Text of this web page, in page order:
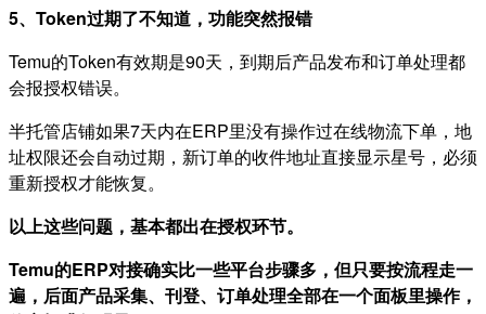
5、Token过期了不知道，功能突然报错
Temu的Token有效期是90天，到期后产品发布和订单处理都
会报授权错误。
半托管店铺如果7天内在ERP里没有操作过在线物流下单，地
址权限还会自动过期，新订单的收件地址直接显示星号，必须
重新授权才能恢复。
以上这些问题，基本都出在授权环节。
Temu的ERP对接确实比一些平台步骤多，但只要按流程走一
遍，后面产品采集、刊登、订单处理全部在一个面板里操作，